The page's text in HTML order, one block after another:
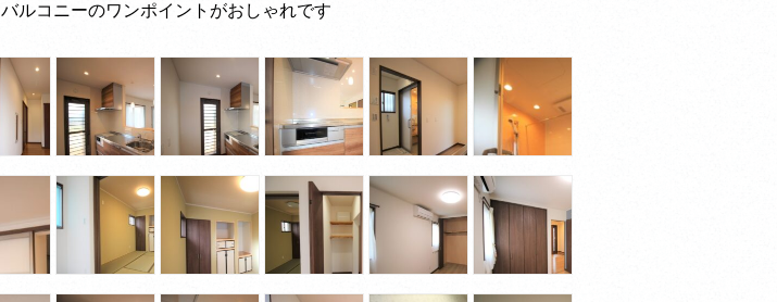
バルコニーのワンポイントがおしゃれです